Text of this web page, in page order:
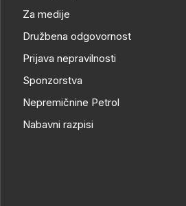
Za medije
Družbena odgovornost
Prijava nepravilnosti
Sponzorstva
Nepremičnine Petrol
Nabavni razpisi